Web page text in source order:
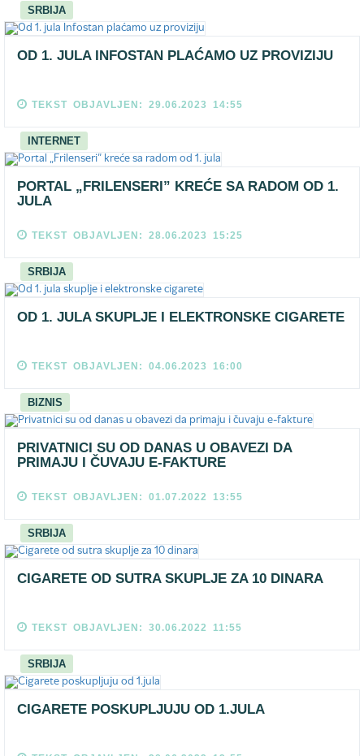
SRBIJA
OD 1. JULA INFOSTAN PLAĆAMO UZ PROVIZIJU
TEKST OBJAVLJEN: 29.06.2023 14:55
INTERNET
PORTAL „FRILENSERI” KREĆE SA RADOM OD 1.
JULA
TEKST OBJAVLJEN: 28.06.2023 15:25
SRBIJA
OD 1. JULA SKUPLJE I ELEKTRONSKE CIGARETE
TEKST OBJAVLJEN: 04.06.2023 16:00
BIZNIS
PRIVATNICI SU OD DANAS U OBAVEZI DA
PRIMAJU I ČUVAJU E-FAKTURE
TEKST OBJAVLJEN: 01.07.2022 13:55
SRBIJA
CIGARETE OD SUTRA SKUPLJE ZA 10 DINARA
TEKST OBJAVLJEN: 30.06.2022 11:55
SRBIJA
CIGARETE POSKUPLJUJU OD 1.JULA